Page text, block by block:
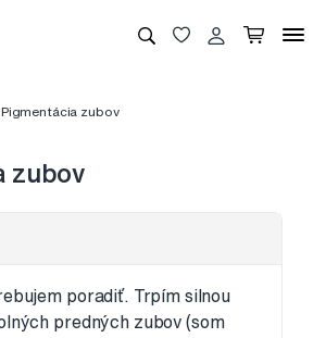
Pigmentácia zubov
zubov
poradiť. Trpím silnou
predných zubov (som